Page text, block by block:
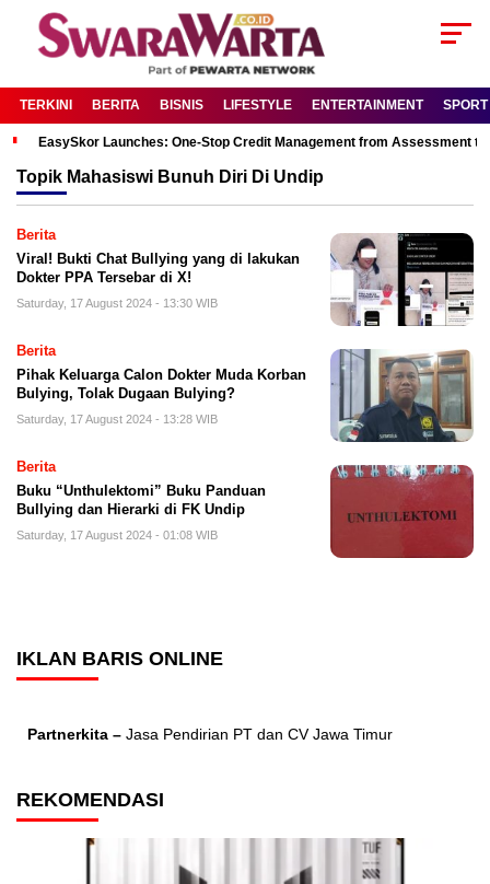
TERKINI BERITA BISNIS LIFESTYLE ENTERTAINMENT SPORT
EasySkor Launches: One-Stop Credit Management from Assessment
Topik Mahasiswi Bunuh Diri Di Undip
Berita
Viral! Bukti Chat Bullying yang di lakukan
Dokter PPA Tersebar di X!
Saturday, 17 August 2024 - 13:30 WIB
Berita
Pihak Keluarga Calon Dokter Muda Korban
Bulying, Tolak Dugaan Bulying?
Saturday, 17 August 2024 - 13:28 WIB
Berita
Buku “Unthulektomi” Buku Panduan
Bullying dan Hierarki di FK Undip
Saturday, 17 August 2024 - 01:08 WIB
IKLAN BARIS ONLINE
Partnerkita – Jasa Pendirian PT dan CV Jawa Timur
REKOMENDASI